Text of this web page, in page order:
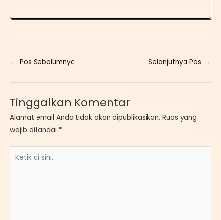
← Pos Sebelumnya Selanjutnya Pos →
Tinggalkan Komentar
Alamat email Anda tidak akan dipublikasikan. Ruas yang
wajib ditandai *